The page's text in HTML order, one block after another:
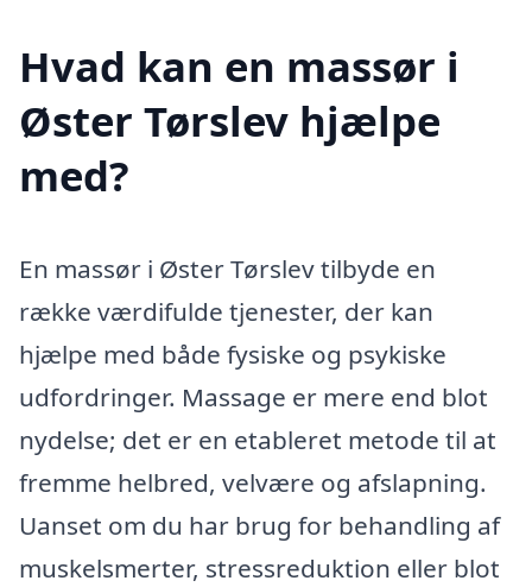
Hvad kan en massør i
Øster Tørslev hjælpe
med?
En massør i Øster Tørslev tilbyde en
række værdifulde tjenester, der kan
hjælpe med både fysiske og psykiske
udfordringer. Massage er mere end blot
nydelse; det er en etableret metode til at
fremme helbred, velvære og afslapning.
Uanset om du har brug for behandling af
muskelsmerter, stressreduktion eller blot